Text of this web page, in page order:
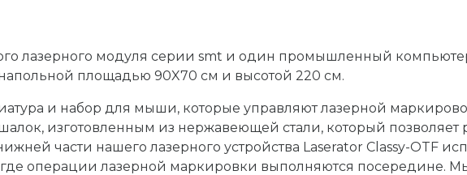
лазерного модуля серии smt и один промышленный
напольной площадью 90X70 см и высотой 220 см.
и набор для мыши, которые управляют лазерной
изготовленным из нержавеющей стали, который позволяет
части нашего лазерного устройства Laserator Classy-OTF
операции лазерной маркировки выполняются посередине.